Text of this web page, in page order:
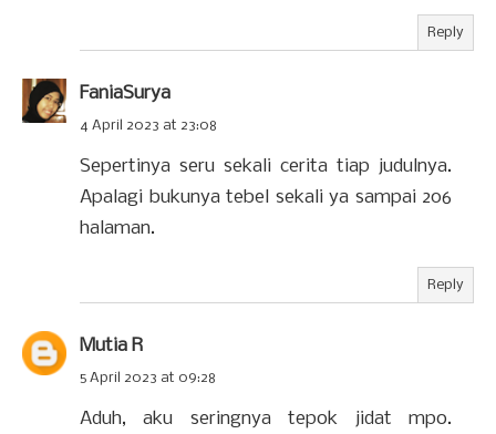
Reply
FaniaSurya
4 April 2023 at 23:08
Sepertinya seru sekali cerita tiap judulnya.
Apalagi bukunya tebel sekali ya sampai 206
halaman.
Reply
Mutia R
5 April 2023 at 09:28
Aduh, aku seringnya tepok jidat mpo.